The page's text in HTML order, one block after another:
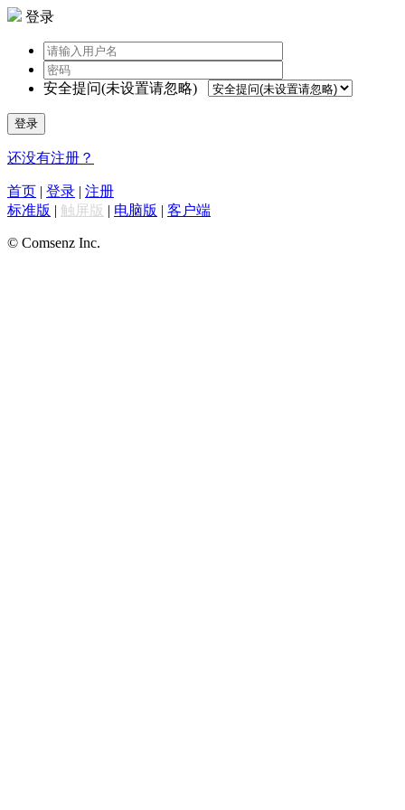
登录
安全提问(未设置请忽略)
登录
还没有注册？
首页 | 登录 | 注册
标准版 | 触屏版 | 电脑版 | 客户端
© Comsenz Inc.